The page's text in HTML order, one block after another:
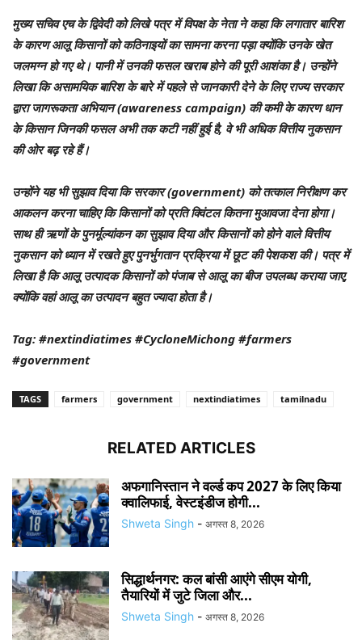
मुख्य सचिव एच के द्विवेदी को लिखे पत्र में विपक्ष के नेता ने कहा कि लगातार बारिश
के कारण आलू किसानों को कठिनाइयों का सामना करना पड़ा क्योंकि उनके खेत
जलमग्न हो गए थे। पानी में उनकी फसल खराब होने की पूरी आशंका है। उन्होंने
लिखा कि असामयिक बारिश के बारे में पहले से जानकारी देने के लिए राज्य सरकार
द्वारा जागरूकता अभियान (awareness campaign) की कमी के कारण धान
के किसान जिनकी फसल अभी तक कटी नहीं हुई है, वे भी अधिक वित्तीय नुकसान
की ओर बढ़ रहे हैं।
उन्होंने यह भी सुझाव दिया कि सरकार (government) को तत्काल निरीक्षण कर
आकलन करना चाहिए कि किसानों को प्रति क्विंटल कितना मुआवजा देना होगा।
साथ ही ऋणों के पुनर्मूल्यांकन का सुझाव दिया और किसानों को होने वाले वित्तीय
नुकसान को ध्यान में रखते हुए पुनर्भुगतान प्रक्रिया में छूट की पेशकश की। पत्र में
लिखा है कि आलू उत्पादक किसानों को पंजाब से आलू का बीज उपलब्ध कराया जाए,
क्योंकि वहां आलू का उत्पादन बहुत ज्यादा होता है।
Tag: #nextindiatimes #CycloneMichong #farmers
#government
TAGS farmers government nextindiatimes tamilnadu
RELATED ARTICLES
अफगानिस्तान ने वर्ल्ड कप 2027 के लिए किया
क्वालिफाई, वेस्टइंडीज होगी...
Shweta Singh - अगस्त 8, 2026
सिद्धार्थनगर: कल बांसी आएंगे सीएम योगी,
तैयारियों में जुटे जिला और...
Shweta Singh - अगस्त 8, 2026